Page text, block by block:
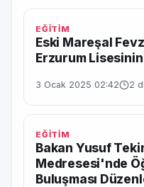
EĞİTİM
Eski Mareşal
Erzurum
3 Ocak 2025 02:42 2
EĞİTİM
Bakan Yusuf
Medresesi'nde
Buluşması